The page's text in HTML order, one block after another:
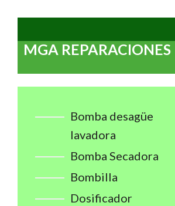
alMGA REPARACIONES
Bomba desagüe
lavadora
Bomba Secadora
Bombilla
Dosificador